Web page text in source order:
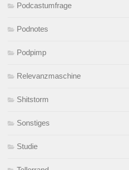
Podcastumfrage
Podnotes
Podpimp
Relevanzmaschine
Shitstorm
Sonstiges
Studie